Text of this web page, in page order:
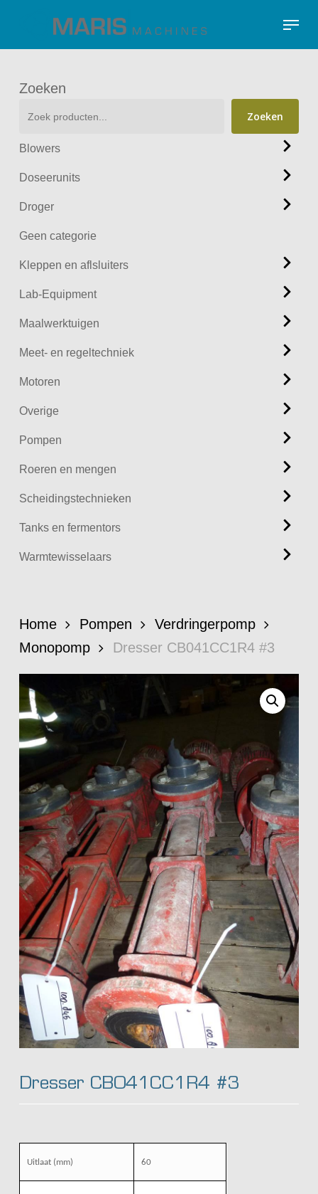
main
Menu
Zoeken
Zoeken
Blowers
Doseerunits
Droger
Geen categorie
Kleppen en aflsluiters
Lab-Equipment
Maalwerktuigen
Meet- en regeltechniek
Motoren
Overige
Pompen
Roeren en mengen
Scheidingstechnieken
Tanks en fermentors
Warmtewisselaars
Home Pompen
Verdringerpomp
Monopomp
Dresser CB041CC1R4 #3
Dresser CB041CC1R4 #3
Uitlaat (mm) 60
Close